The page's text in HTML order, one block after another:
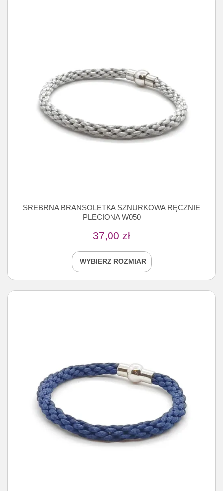
SREBRNA BRANSOLETKA SZNURKOWA RĘCZNIE
PLECIONA W050
37,00 zł
WYBIERZ ROZMIAR